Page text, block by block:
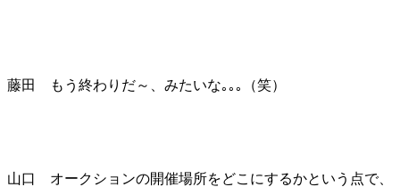
藤田 もう終わりだ～、みたいな｡｡｡（笑）
山口 オークションの開催場所をどこにするかという点で、